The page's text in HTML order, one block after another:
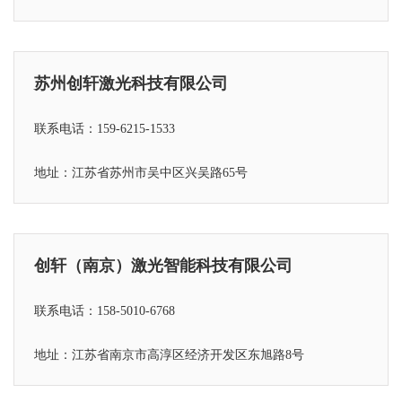
苏州创轩激光科技有限公司
联系电话：159-6215-1533
地址：江苏省苏州市吴中区兴吴路65号
创轩（南京）激光智能科技有限公司
联系电话：158-5010-6768
地址：江苏省南京市高淳区经济开发区东旭路8号